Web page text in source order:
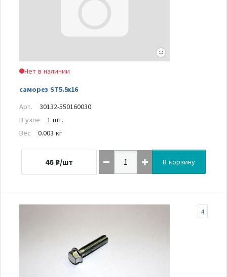
Нет в наличии
саморез ST5.5x16
Арт.
30132-550160030
В узле
1 шт.
Вес
0.003 кг
46 ₽/шт В корзину
4